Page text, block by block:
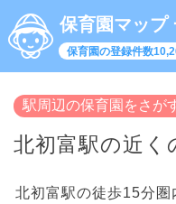
保育園マップ
保育園の登録件数
駅周辺の保育園をさが
北初富駅の近く
北初富駅の徒歩15分